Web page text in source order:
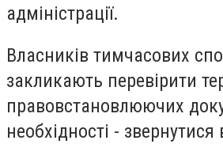
адміністрації.
Власників тимчасових
закликають перевірити
правовстановлюючих
необхідності - звернутися